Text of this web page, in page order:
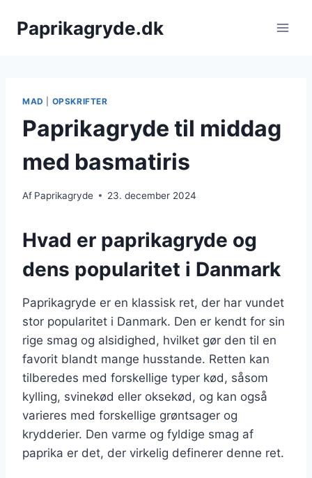
Paprikagryde.dk
MAD OPSKRIFTER
Paprikagryde til middag
med basmatiris
Af Paprikagryde 23. december 2024
Hvad er paprikagryde og
dens popularitet i Danmark
Paprikagryde er en klassisk ret, der har vundet
stor popularitet i Danmark. Den er kendt for sin
rige smag og alsidighed, hvilket gør den til en
favorit blandt mange husstande. Retten kan
tilberedes med forskellige typer kød, såsom
kylling, svinekød eller oksekød, og kan også
varieres med forskellige grøntsager og
krydderier. Den varme og fyldige smag af
paprika er det, der virkelig definerer denne ret.